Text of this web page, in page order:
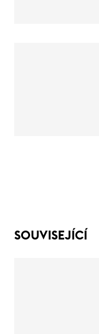
SOUVISEJÍCÍ